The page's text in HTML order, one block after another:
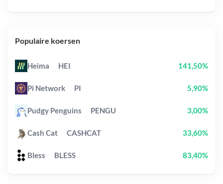
Populaire koersen
Heima HEI 141,50%
Pi Network PI 5,90%
Pudgy Penguins PENGU 3,00%
Cash Cat CASHCAT 33,60%
Bless BLESS 83,40%